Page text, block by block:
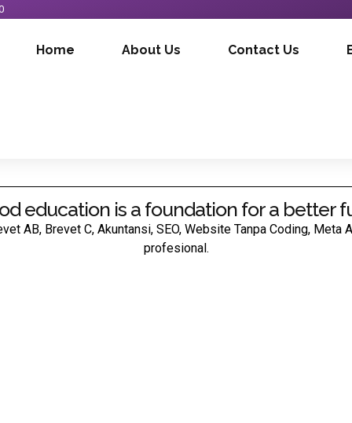
Home About Us Contact Us
education is a foundation for a better
AB, Brevet C, Akuntansi, SEO, Website Tanpa Coding,
profesional.